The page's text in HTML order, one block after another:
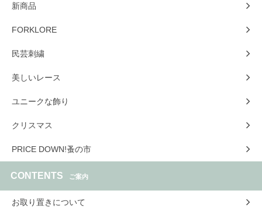
新商品
FORKLORE
民芸刺繍
美しいレース
ユニークな飾り
クリスマス
PRICE DOWN!蚤の市
CONTENTS ご案内
お取り置きについて